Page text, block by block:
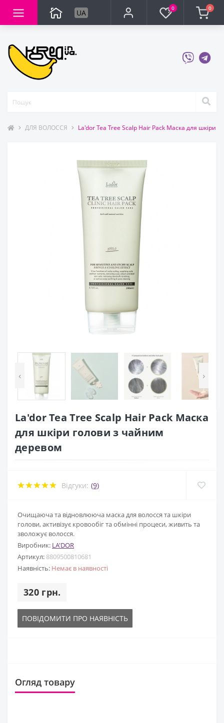
UA 0 0
ДЛЯ ВОЛОССЯ La'dor Tea Tree Scalp Hair Pack Маска для шкіри
‹ ›
La'dor Tea Tree Scalp Hair Pack Маска
для шкіри голови з чайним
деревом
Відгуки: (9)
Очищаюча та відновлююча маска для волосся та шкіри
голови, активізує кровообіг та обмінні процеси, живить та
зволожує волосся.
Виробник: LA'DOR
Артикул: 8809500810681
Наявність: Немає в наявності
320 грн.
ПОВІДОМИТИ ПРО НАЯВНІСТЬ
Огляд товару